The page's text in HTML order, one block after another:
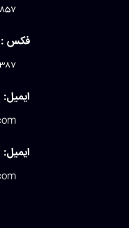
فکس :
ایمیل:
ایمیل: